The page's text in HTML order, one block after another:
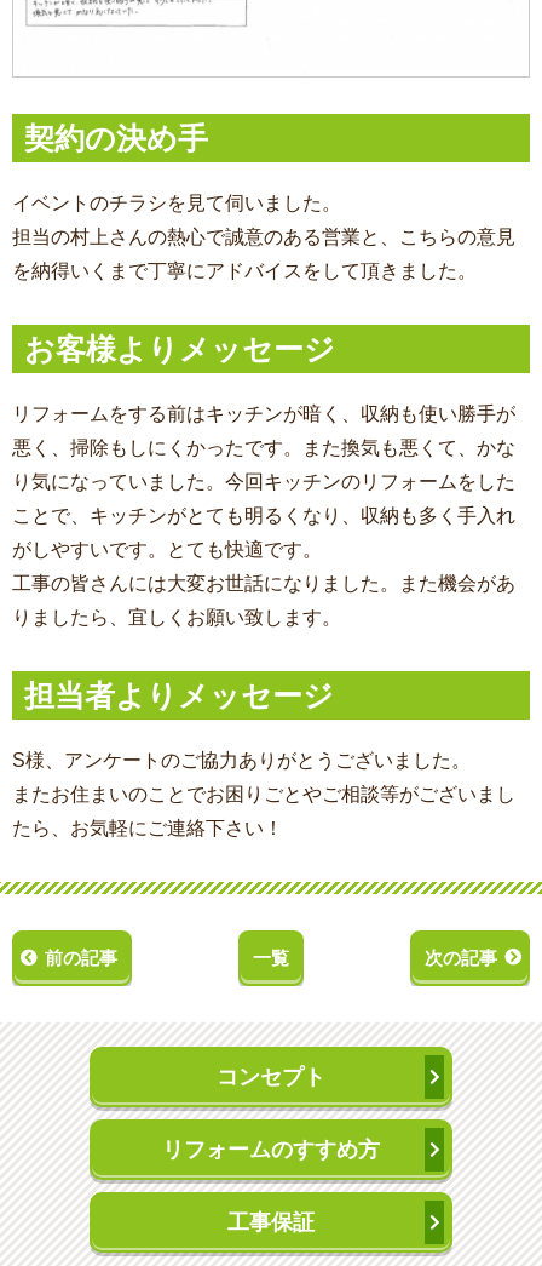
契約の決め手
イベントのチラシを見て伺いました。
担当の村上さんの熱心で誠意のある営業と、こちらの意見
を納得いくまで丁寧にアドバイスをして頂きました。
お客様よりメッセージ
リフォームをする前はキッチンが暗く、収納も使い勝手が
悪く、掃除もしにくかったです。また換気も悪くて、かな
り気になっていました。今回キッチンのリフォームをした
ことで、キッチンがとても明るくなり、収納も多く手入れ
がしやすいです。とても快適です。
工事の皆さんには大変お世話になりました。また機会があ
りましたら、宜しくお願い致します。
担当者よりメッセージ
S様、アンケートのご協力ありがとうございました。
またお住まいのことでお困りごとやご相談等がございまし
たら、お気軽にご連絡下さい！
前の記事 一覧 次の記事
コンセプト
リフォームのすすめ方
工事保証